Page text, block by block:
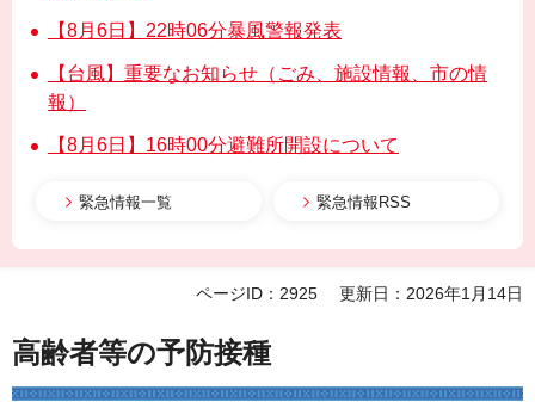
【8月6日】22時06分暴風警報発表
【台風】重要なお知らせ（ごみ、施設情報、市の情
報）
【8月6日】16時00分避難所開設について
緊急情報一覧 緊急情報RSS
ページID：2925 更新日：2026年1月14日
高齢者等の予防接種